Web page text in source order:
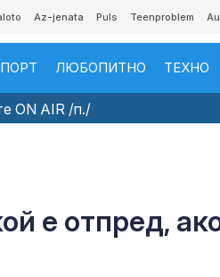
Az-jenata Puls Teenproblem
ЛЮБОПИТНО ТЕХНО
ON AIR /п./
е отпред,